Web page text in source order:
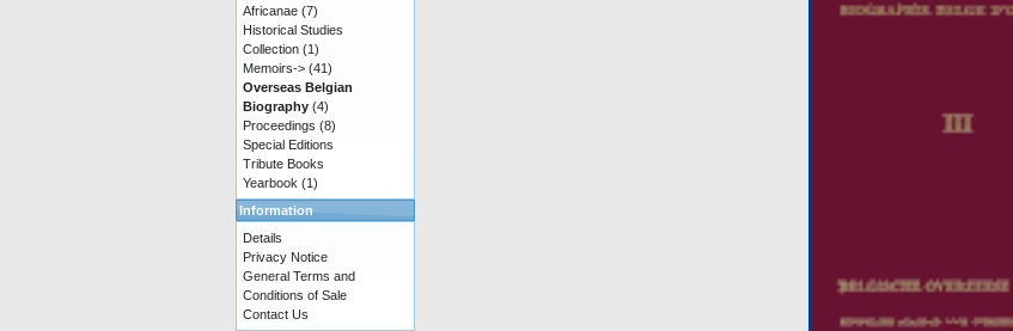
Africanae (7)
Historical Studies
Collection (1)
Memoirs-> (41)
Overseas Belgian
Biography (4)
Proceedings (8)
Special Editions
Tribute Books
Yearbook (1)
Information
Details
Privacy Notice
General Terms and
Conditions of Sale
Contact Us